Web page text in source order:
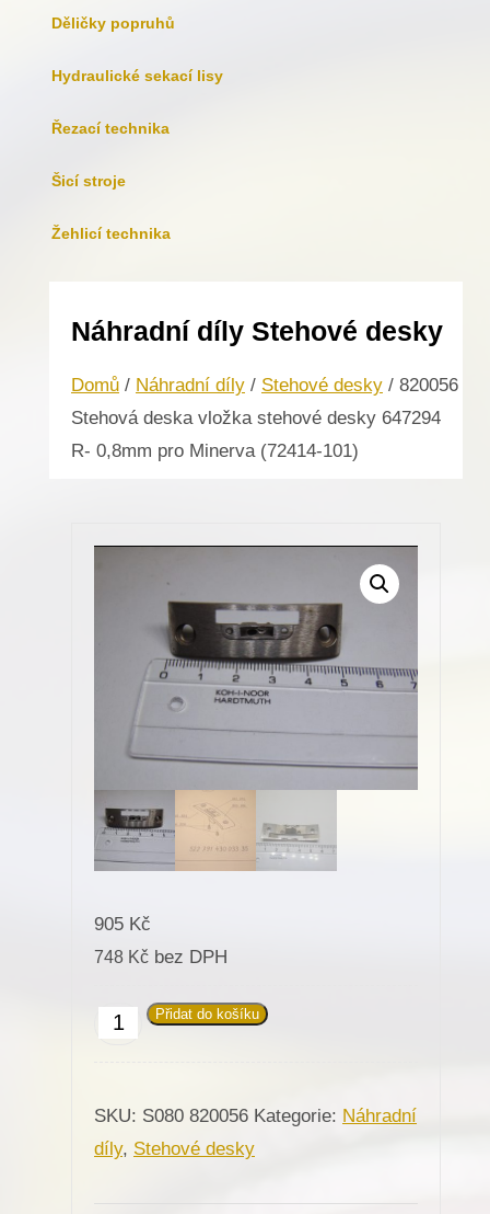
Děličky popruhů
Hydraulické sekací lisy
Řezací technika
Šicí stroje
Žehlicí technika
Náhradní díly Stehové desky
Domů / Náhradní díly / Stehové desky / 820056
Stehová deska vložka stehové desky 647294
R- 0,8mm pro Minerva (72414-101)
905 Kč
748 Kč bez DPH
820056
vložka
stehové
Přidat do košíku
SKU: S080 820056 Kategorie: Náhradní
díly, Stehové desky